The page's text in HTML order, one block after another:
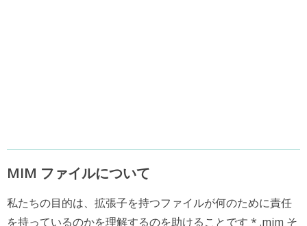
MIM ファイルについて
私たちの目的は、拡張子を持つファイルが何のために責任
を持っているのかを理解するのを助けることです * .mim そ